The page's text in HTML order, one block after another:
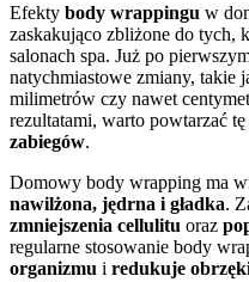
Efekty body wrappingu w
zaskakująco zbliżone do tych,
salonach spa. Już po
natychmiastowe zmiany, takie
milimetrów czy nawet
rezultatami, warto powtarzać
zabiegów.
Domowy body wrapping ma
nawilżona, jędrna i gładka.
zmniejszenia cellulitu oraz
regularne stosowanie body
organizmu i redukuje